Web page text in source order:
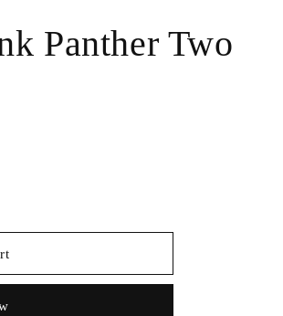
Panther Two